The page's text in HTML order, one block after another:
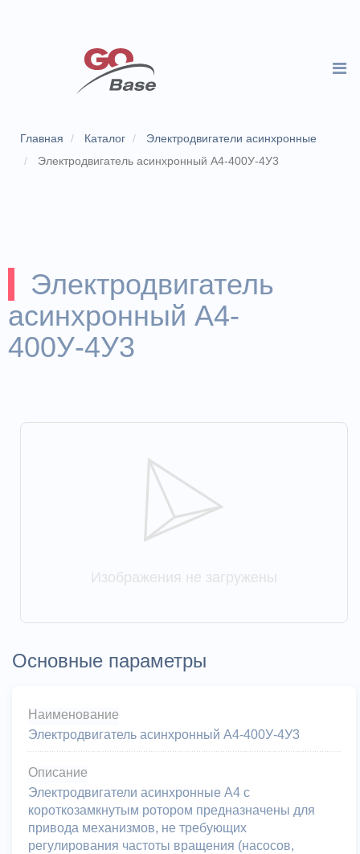
Главная Каталог
Электродвигатели асинхронные
Электродвигатель асинхронный А4-400У-4У3
Электродвигатель
асинхронный А4-
400У-4У3
Изображения не загружены
Основные параметры
Наименование
Электродвигатель асинхронный А4-400У-4У3
Описание
Электродвигатели асинхронные А4 с
короткозамкнутым ротором предназначены для
привода механизмов, не требующих
регулирования частоты вращения (насосов,